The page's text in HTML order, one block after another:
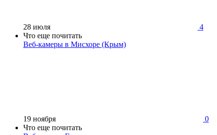
28 июля
4
Что еще почитать
Веб-камеры в Мисхоре (Крым)
19 ноября
0
Что еще почитать